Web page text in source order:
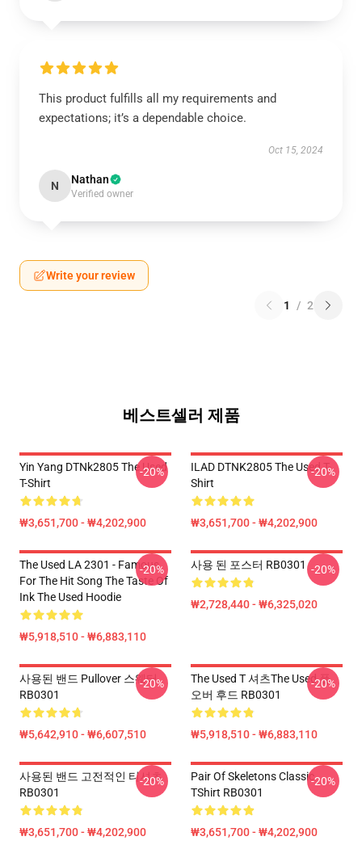
This product fulfills all my requirements and
expectations; it’s a dependable choice.
Oct 15, 2024
N Nathan
Verified owner
Write your review
1 / 2
베스트셀러 제품
Yin Yang DTNk2805 The Used
T-Shirt
₩3,651,700 - ₩4,202,900
-20%
ILAD DTNK2805 The Used T-
Shirt
₩3,651,700 - ₩4,202,900
-20%
The Used LA 2301 - Famous
For The Hit Song The Taste Of
Ink The Used Hoodie
₩5,918,510 - ₩6,883,110
-20% 사용 된 포스터 RB0301
₩2,728,440 - ₩6,325,020
-20%
사용된 밴드 Pullover 스웨터
RB0301
₩5,642,910 - ₩6,607,510
-20%
The Used T 셔츠the Used 풀
오버 후드 RB0301
₩5,918,510 - ₩6,883,110
-20%
사용된 밴드 고전적인 티셔츠
RB0301
₩3,651,700 - ₩4,202,900
-20%
Pair Of Skeletons Classic
TShirt RB0301
₩3,651,700 - ₩4,202,900
-20%